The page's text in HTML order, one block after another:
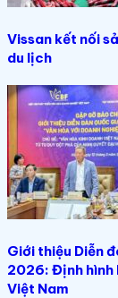
Vissan kết nối
du lịch
Giới thiệu Diễn
2026: Định hình
Việt Nam